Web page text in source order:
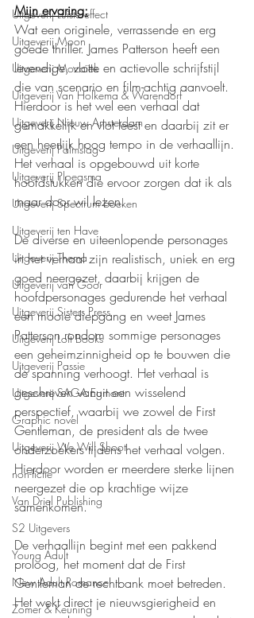
Uitgeverij Luistereffect
Uitgeverij Moon
Uitgeverij Mozaïek
Uitgeverij Van Holkema & Warendorf
Uitgeverij Nieuw Amsterdam
Uitgeverij Palmslag
Uitgeverij Ploegsma
Uitgeverij Spectrum boeken
Uitgeverij ten Have
Uitgeverij Thema
Uitgeverij van Goor
Uitgeverij Sisters Press
Uitgeverij Loft Books
Uitgeverij Passie
Uitgeverij SAGA Egmont
Graphic novel
Uitgeverij We Will Shoot
non-fictie
Van Driel Publishing
S2 Uitgevers
Young Adult
New Adult Romance
Zomer & Keuning
Mijn ervaring:
Wat een originele, verrassende en erg
goede thriller. James Patterson heeft een
levendige, vlotte en actievolle schrijfstijl
die van scenario en film-achtig aanvoelt.
Hierdoor is het wel een verhaal dat
gemakkelijk en vlot leest en daarbij zit er
een heerlijk hoog tempo in de verhaallijn.
Het verhaal is opgebouwd uit korte
hoofdstukken die ervoor zorgen dat ik als
maar door wil lezen.
De diverse en uiteenlopende personages
in het verhaal zijn realistisch, uniek en erg
goed neergezet, daarbij krijgen de
hoofdpersonages gedurende het verhaal
een mooie diepgang en weet James
Patterson rondom sommige personages
een geheimzinnigheid op te bouwen die
de spanning verhoogt. Het verhaal is
geschreven vanuit een wisselend
perspectief, waarbij we zowel de First
Gentleman, de president als de twee
onderzoekers tijdens het verhaal volgen.
Hierdoor worden er meerdere sterke lijnen
neergezet die op krachtige wijze
samenkomen.
De verhaallijn begint met een pakkend
proloog, het moment dat de First
Gentleman de rechtbank moet betreden.
Het wekt direct je nieuwsgierigheid en